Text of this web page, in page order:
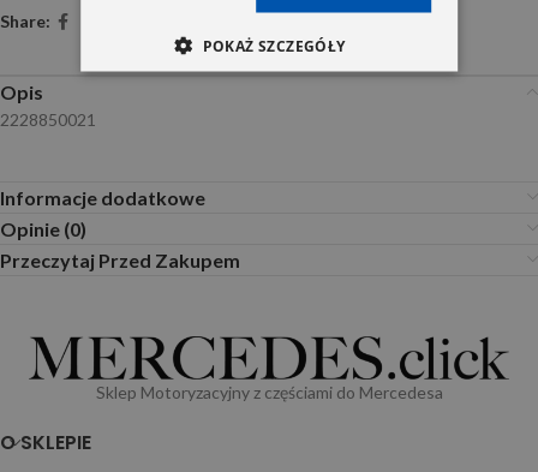
Share:
Opis
2228850021
Informacje dodatkowe
Opinie (0)
Przeczytaj Przed Zakupem
Sklep Motoryzacyjny z częściami do Mercedesa
O SKLEPIE
POKAŻ SZCZEGÓŁY